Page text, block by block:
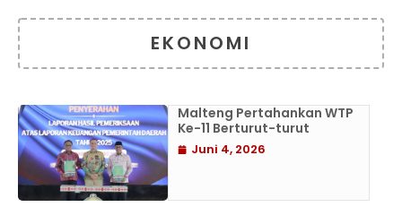
EKONOMI
Malteng Pertahankan WTP
Ke-11 Berturut-turut
Juni 4, 2026